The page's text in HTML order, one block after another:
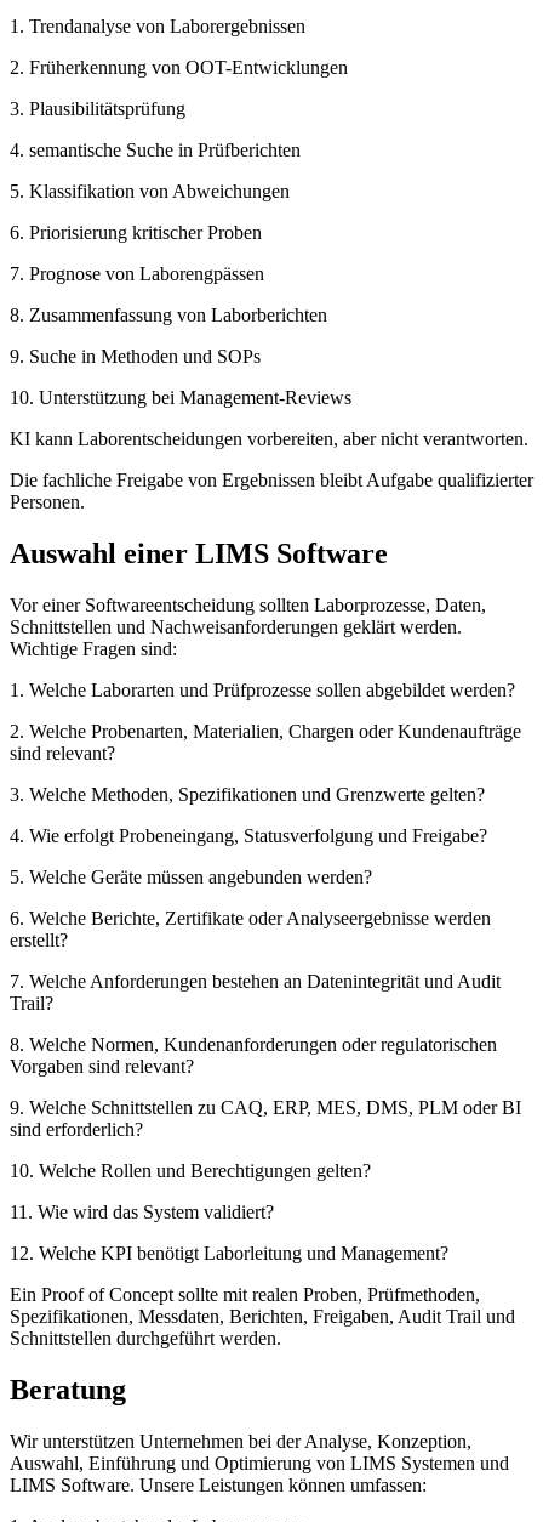
1. Trendanalyse von Laborergebnissen
2. Früherkennung von OOT-Entwicklungen
3. Plausibilitätsprüfung
4. semantische Suche in Prüfberichten
5. Klassifikation von Abweichungen
6. Priorisierung kritischer Proben
7. Prognose von Laborengpässen
8. Zusammenfassung von Laborberichten
9. Suche in Methoden und SOPs
10. Unterstützung bei Management-Reviews
KI kann Laborentscheidungen vorbereiten, aber nicht verantworten.
Die fachliche Freigabe von Ergebnissen bleibt Aufgabe qualifizierter
Personen.
Auswahl einer LIMS Software
Vor einer Softwareentscheidung sollten Laborprozesse, Daten,
Schnittstellen und Nachweisanforderungen geklärt werden.
Wichtige Fragen sind:
1. Welche Laborarten und Prüfprozesse sollen abgebildet werden?
2. Welche Probenarten, Materialien, Chargen oder Kundenaufträge
sind relevant?
3. Welche Methoden, Spezifikationen und Grenzwerte gelten?
4. Wie erfolgt Probeneingang, Statusverfolgung und Freigabe?
5. Welche Geräte müssen angebunden werden?
6. Welche Berichte, Zertifikate oder Analyseergebnisse werden
erstellt?
7. Welche Anforderungen bestehen an Datenintegrität und Audit
Trail?
8. Welche Normen, Kundenanforderungen oder regulatorischen
Vorgaben sind relevant?
9. Welche Schnittstellen zu CAQ, ERP, MES, DMS, PLM oder BI
sind erforderlich?
10. Welche Rollen und Berechtigungen gelten?
11. Wie wird das System validiert?
12. Welche KPI benötigt Laborleitung und Management?
Ein Proof of Concept sollte mit realen Proben, Prüfmethoden,
Spezifikationen, Messdaten, Berichten, Freigaben, Audit Trail und
Schnittstellen durchgeführt werden.
Beratung
Wir unterstützen Unternehmen bei der Analyse, Konzeption,
Auswahl, Einführung und Optimierung von LIMS Systemen und
LIMS Software. Unsere Leistungen können umfassen: